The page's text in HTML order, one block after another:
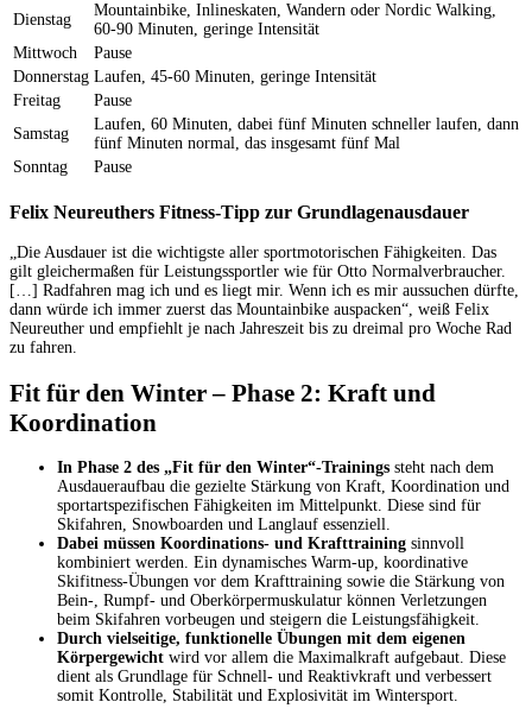
Dienstag
Mountainbike, Inlineskaten, Wandern oder Nordic Walking,
60-90 Minuten, geringe Intensität
Mittwoch
Pause
Donnerstag Laufen, 45-60 Minuten, geringe Intensität
Freitag
Pause
Samstag
Laufen, 60 Minuten, dabei fünf Minuten schneller laufen, dann
fünf Minuten normal, das insgesamt fünf Mal
Sonntag
Pause
Felix Neureuthers Fitness-Tipp zur Grundlagenausdauer
„Die Ausdauer ist die wichtigste aller sportmotorischen Fähigkeiten. Das
gilt gleichermaßen für Leistungssportler wie für Otto Normalverbraucher.
[…] Radfahren mag ich und es liegt mir. Wenn ich es mir aussuchen dürfte,
dann würde ich immer zuerst das Mountainbike auspacken“, weiß Felix
Neureuther und empfiehlt je nach Jahreszeit bis zu dreimal pro Woche Rad
zu fahren.
Fit für den Winter – Phase 2: Kraft und
Koordination
In Phase 2 des „Fit für den Winter“-Trainings steht nach dem
Ausdaueraufbau die gezielte Stärkung von Kraft, Koordination und
sportartspezifischen Fähigkeiten im Mittelpunkt. Diese sind für
Skifahren, Snowboarden und Langlauf essenziell.
Dabei müssen Koordinations- und Krafttraining sinnvoll
kombiniert werden. Ein dynamisches Warm-up, koordinative
Skifitness-Übungen vor dem Krafttraining sowie die Stärkung von
Bein-, Rumpf- und Oberkörpermuskulatur können Verletzungen
beim Skifahren vorbeugen und steigern die Leistungsfähigkeit.
Durch vielseitige, funktionelle Übungen mit dem eigenen
Körpergewicht wird vor allem die Maximalkraft aufgebaut. Diese
dient als Grundlage für Schnell- und Reaktivkraft und verbessert
somit Kontrolle, Stabilität und Explosivität im Wintersport.